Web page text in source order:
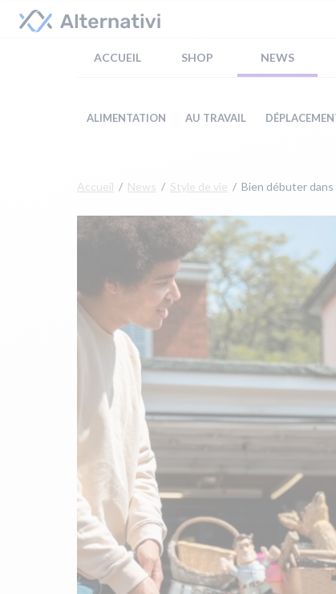
ACCUEIL SHOP NEWS
ALIMENTATION AU TRAVAIL
Accueil News Style de vie Bien débuter dans